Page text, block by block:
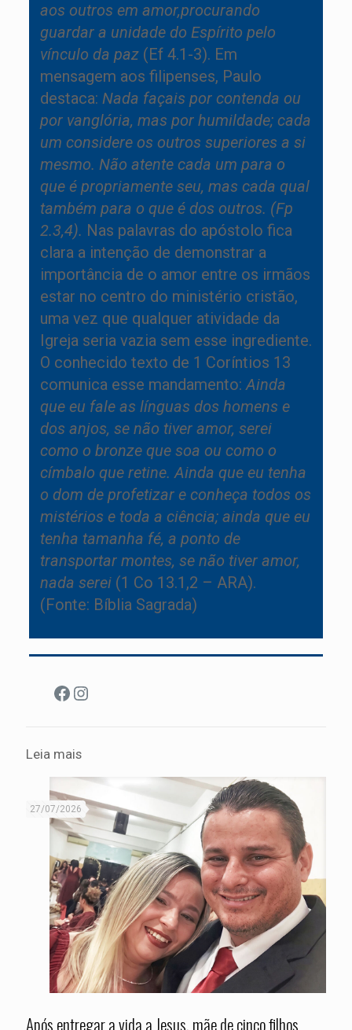
aos outros em amor,procurando
guardar a unidade do Espírito pelo
vínculo da paz(Ef 4.1-3). Em
mensagem aos filipenses, Paulo
destaca: Nada façais por contenda ou
por vanglória, mas por humildade; cada
um considere os outros superiores a si
mesmo. Não atente cada um para o
que é propriamente seu, mas cada qual
também para o que é dos outros. (Fp
2.3,4). Nas palavras do apóstolo fica
clara a intenção de demonstrar a
importância de o amor entre os irmãos
estar no centro do ministério cristão,
uma vez que qualquer atividade da
Igreja seria vazia sem esse ingrediente.
O conhecido texto de 1 Coríntios 13
comunica esse mandamento:Ainda
que eu fale as línguas dos homens e
dos anjos, se não tiver amor, serei
como o bronze que soa ou como o
címbalo que retine. Ainda que eu tenha
o dom de profetizar e conheça todos os
mistérios e toda a ciência; ainda que eu
tenha tamanha fé, a ponto de
transportar montes, se não tiver amor,
nada serei (1 Co 13.1,2 – ARA).
(Fonte: Bíblia Sagrada)
Facebook
Instagram
Leia mais
27/07/2026
Após entregar a vida a Jesus, mãe de cinco filhos